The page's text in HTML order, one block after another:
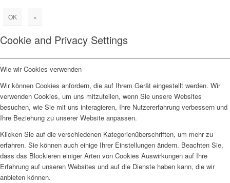
OK ×
Cookie and Privacy Settings
Wie wir Cookies verwenden
Wir können Cookies anfordern, die auf Ihrem Gerät eingestellt werden. Wir
verwenden Cookies, um uns mitzuteilen, wenn Sie unsere Websites
besuchen, wie Sie mit uns interagieren, Ihre Nutzererfahrung verbessern und
Ihre Beziehung zu unserer Website anpassen.
Klicken Sie auf die verschiedenen Kategorienüberschriften, um mehr zu
erfahren. Sie können auch einige Ihrer Einstellungen ändern. Beachten Sie,
dass das Blockieren einiger Arten von Cookies Auswirkungen auf Ihre
Erfahrung auf unseren Websites und auf die Dienste haben kann, die wir
anbieten können.